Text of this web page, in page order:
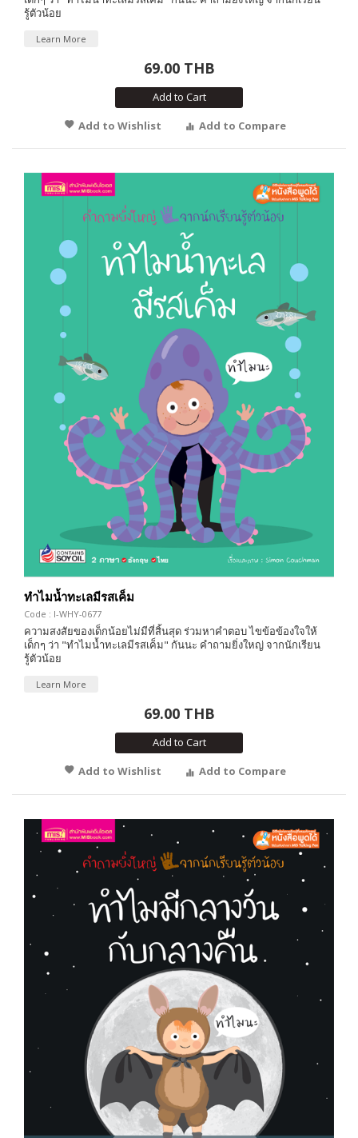
รู้ตัวน้อย
Learn More
69.00 THB
Add to Cart
Add to Wishlist
Add to Compare
ทำไมน้ำทะเลมีรสเค็ม
Code : I-WHY-0677
ความสงสัยของเด็กน้อยไม่มีที่สิ้นสุด ร่วมหาคำตอบ ไขข้อข้องใจให้
เด็กๆ ว่า "ทำไมน้ำทะเลมีรสเค็ม" กันนะ คำถามยิ่งใหญ่ จากนักเรียน
รู้ตัวน้อย
Learn More
69.00 THB
Add to Cart
Add to Wishlist
Add to Compare